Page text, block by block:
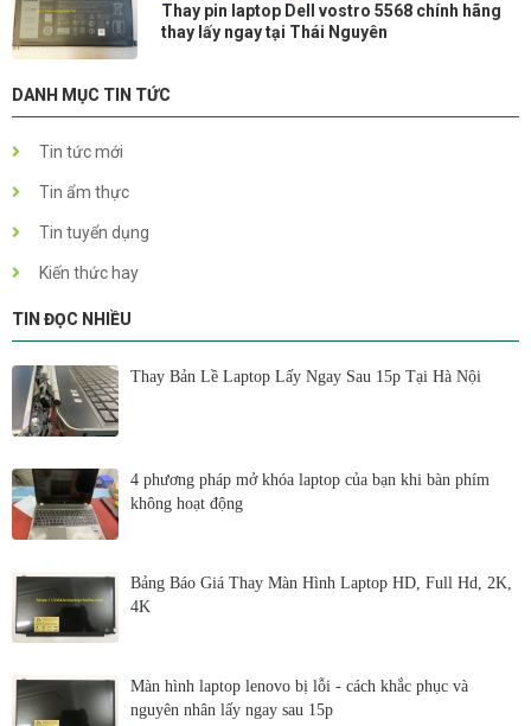
Thay pin laptop Dell vostro 5568 chính hãng
thay lấy ngay tại Thái Nguyên
DANH MỤC TIN TỨC
Tin tức mới
Tin ẩm thực
Tin tuyển dụng
Kiến thức hay
TIN ĐỌC NHIỀU
Thay Bản Lề Laptop Lấy Ngay Sau 15p Tại Hà Nội
4 phương pháp mở khóa laptop của bạn khi bàn phím
không hoạt động
Bảng Báo Giá Thay Màn Hình Laptop HD, Full Hd, 2K,
4K
Màn hình laptop lenovo bị lỗi - cách khắc phục và
nguyên nhân lấy ngay sau 15p